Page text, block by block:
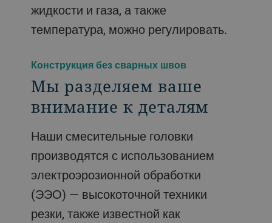
жидкости и газа, а также
температура, можно регулировать.
Конструкция без сварных швов
Мы разделяем ваше
внимание к деталям
Наши смесительные головки
производятся с использованием
электроэрозионной обработки
(ЭЭО) — высокоточной техники
резки, также известной как